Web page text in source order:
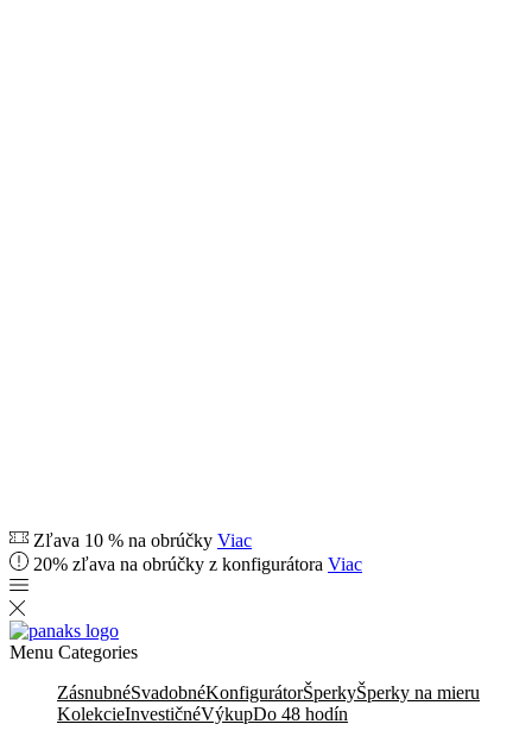
Zľava 10 % na obrúčky Viac
20% zľava na obrúčky z konfigurátora Viac
Menu Categories
ZásnubnéSvadobnéKonfigurátorŠperkyŠperky na mieru
KolekcieInvestičnéVýkupDo 48 hodín